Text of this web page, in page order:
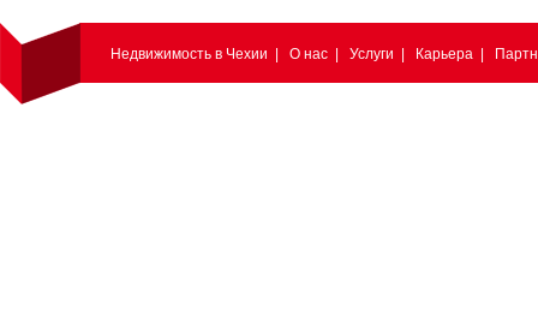
Недвижимость в Чехии О нас Услуги Карьера